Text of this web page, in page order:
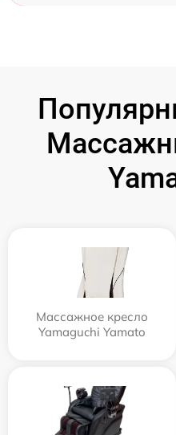
Массажное кресло
Yamaguchi Yamato